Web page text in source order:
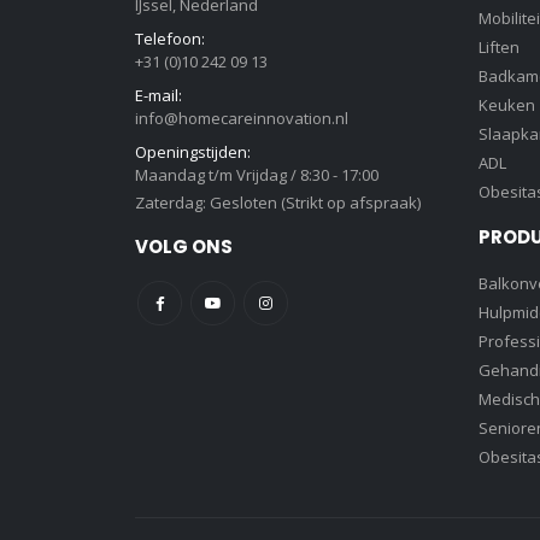
IJssel, Nederland
Telefoon:
+31 (0)10 242 09 13
E-mail:
info@homecareinnovation.nl
Openingstijden:
Maandag t/m Vrijdag / 8:30 - 17:00
Zaterdag: Gesloten (Strikt op afspraak)
VOLG ONS
Liften
Keuken
ADL